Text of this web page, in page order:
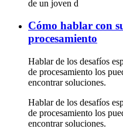
de un joven d
Cómo hablar con
procesamiento
Hablar de los desafíos
de procesamiento los
encontrar soluciones.
Hablar de los desafíos
de procesamiento los
encontrar soluciones.